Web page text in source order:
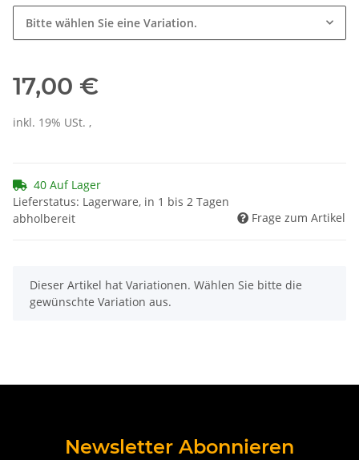
Bitte wählen Sie eine Variation.
17,00 €
inkl. 19% USt. ,
40 Auf Lager
Lieferstatus: Lagerware, in 1 bis 2 Tagen
abholbereit
Frage zum Artikel
x
Dieser Artikel hat Variationen. Wählen Sie bitte die
gewünschte Variation aus.
Newsletter Abonnieren